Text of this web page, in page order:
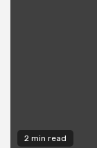
2 min read